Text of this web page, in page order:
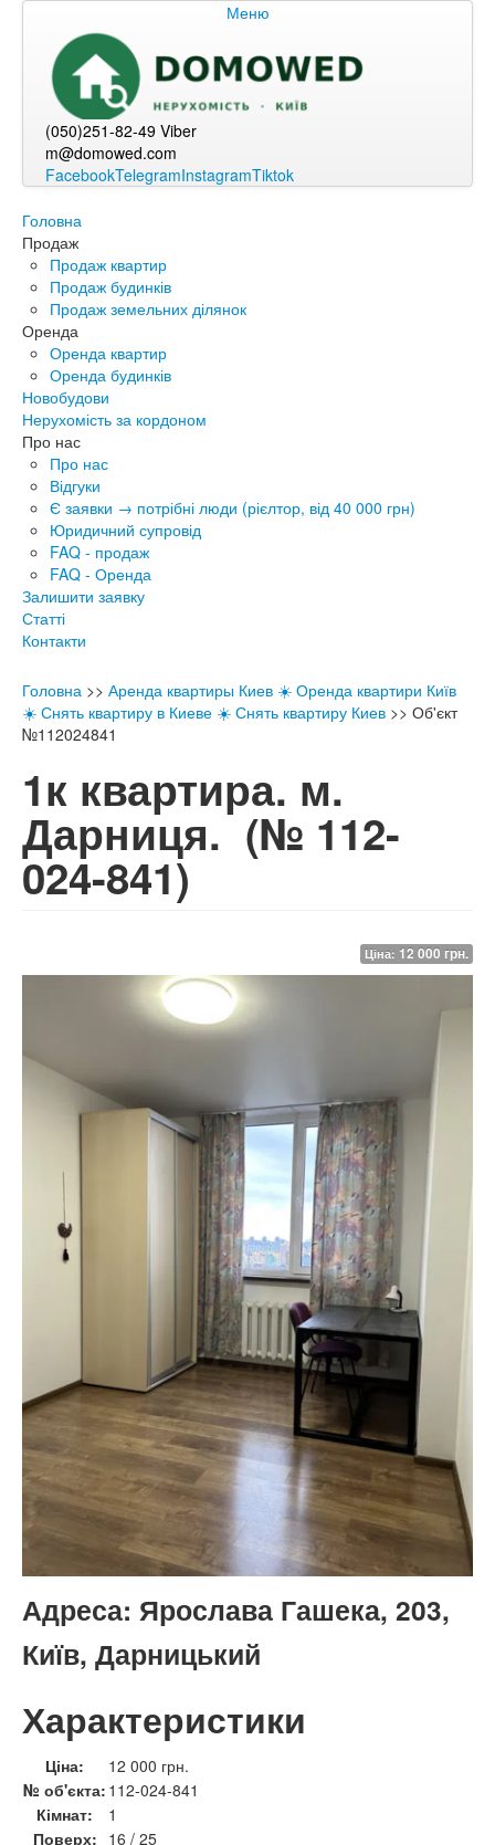
Меню
(050)251-82-49 Viber
m@domowed.com
FacebookTelegramInstagramTiktok
Головна
Продаж
Продаж квартир
Продаж будинків
Продаж земельних ділянок
Оренда
Оренда квартир
Оренда будинків
Новобудови
Нерухомість за кордоном
Про нас
Про нас
Відгуки
Є заявки → потрібні люди (рієлтор, від 40 000 грн)
Юридичний супровід
FAQ - продаж
FAQ - Оренда
Залишити заявку
Статті
Контакти
Головна >> Аренда квартиры Киев ☀️ Оренда квартири Київ
☀️ Снять квартиру в Киеве ☀️ Снять квартиру Киев >> Об'єкт
№112024841
1к квартира. м.
Дарниця. (№ 112-
024-841)
Ціна: 12 000 грн.
Адреса: Ярослава Гашека, 203,
Київ, Дарницький
Характеристики
Ціна:
12 000 грн.
№ об'єкта: 112-024-841
Кімнат:
1
Поверх: 16 / 25